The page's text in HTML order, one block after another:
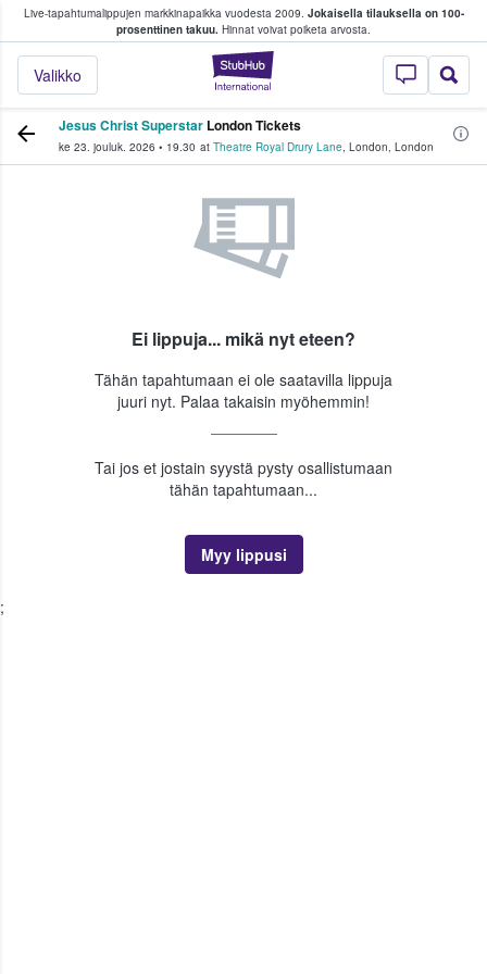
Live-tapahtumalippujen markkinapaikka vuodesta 2009. Jokaisella tilauksella on 100-
prosenttinen takuu. Hinnat voivat poiketa arvosta.
StubHub -
Valikko
fanit ostavat ja myyvät lippuja
Jesus Christ Superstar London Tickets
ke 23. jouluk. 2026 • 19.30 at Theatre Royal Drury Lane, London, London
Ei lippuja... mikä nyt eteen?
Tähän tapahtumaan ei ole saatavilla lippuja
juuri nyt. Palaa takaisin myöhemmin!
Tai jos et jostain syystä pysty osallistumaan
tähän tapahtumaan...
Myy lippusi
;